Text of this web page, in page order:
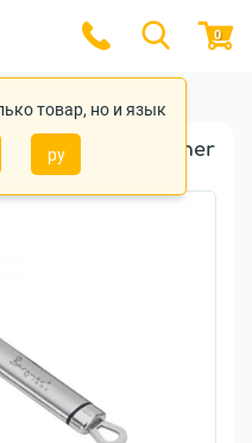
товар, но и язык
ру
0
и фруктов Bergner
3227)